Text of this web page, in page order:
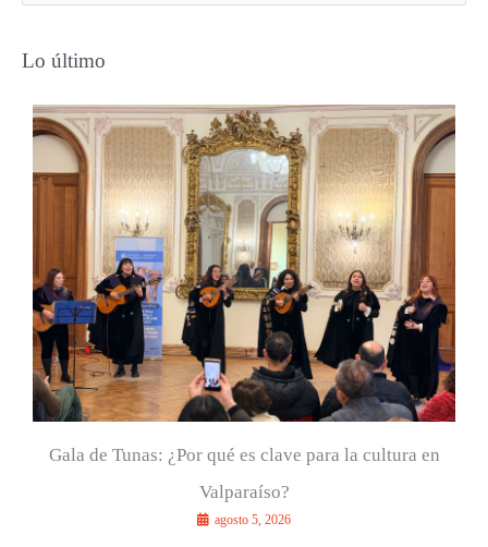
c
Lo último
Gala de Tunas: ¿Por qué es clave para la cultura en
Valparaíso?
agosto 5, 2026